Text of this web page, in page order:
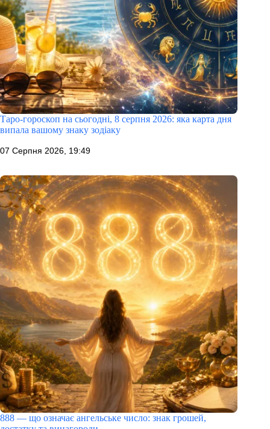
Таро-гороскоп на сьогодні, 8 серпня 2026: яка карта дня
випала вашому знаку зодіаку
07 Серпня 2026, 19:49
888 — що означає ангельське число: знак грошей,